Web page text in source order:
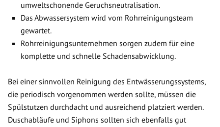
umweltschonende Geruchsneutralisation.
Das Abwassersystem wird vom Rohrreinigungsteam
gewartet.
Rohrreinigungsunternehmen sorgen zudem für eine
komplette und schnelle Schadensabwicklung.
Bei einer sinnvollen Reinigung des Entwässerungssystems,
die periodisch vorgenommen werden sollte, müssen die
Spülstutzen durchdacht und ausreichend platziert werden.
Duschabläufe und Siphons sollten sich ebenfalls gut